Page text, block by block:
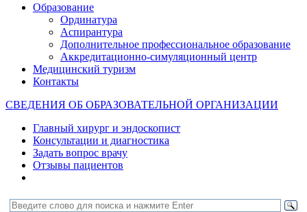
Образование
Ординатура
Аспирантура
Дополнительное профессиональное образование
Аккредитационно-симуляционный центр
Медицинский туризм
Контакты
СВЕДЕНИЯ ОБ ОБРАЗОВАТЕЛЬНОЙ ОРГАНИЗАЦИИ
Главный хирург и эндоскопист
Консультации и диагностика
Задать вопрос врачу
Отзывы пациентов